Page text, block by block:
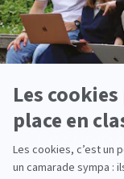
Votre cursus à
conducteur : la
effectuant les 5
jusqu’à 21 mois
d’anciens élèves
prestigieuses ou
d’anciens